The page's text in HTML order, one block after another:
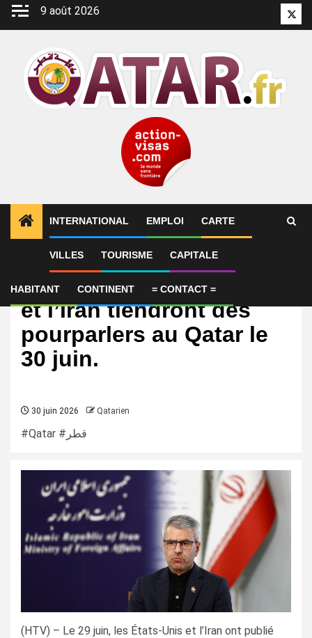
Aller
9 août 2026
INTERNATIONAL EMPLOI CARTE
VILLES TOURISME CAPITALE
HABITANT CONTINENT = CONTACT =
International
Trump : Les États-Unis
et l’Iran tiendront des
pourparlers au Qatar le
30 juin.
30 juin 2026 Qatarien
#Qatar #قطر
(HTV) – Le 29 juin, les États-Unis et l’Iran ont publié